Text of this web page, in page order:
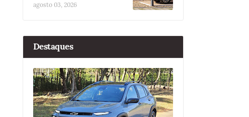
agosto 03, 2026
Destaques